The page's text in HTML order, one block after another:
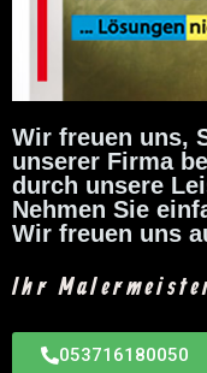
Wir freuen uns,
unserer Firma
durch unsere
Nehmen Sie
Wir freuen uns
Ihr
053716180050